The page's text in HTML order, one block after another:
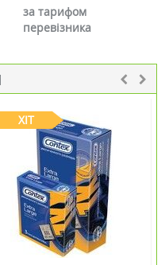
за тарифом
перевізника
ХІТ